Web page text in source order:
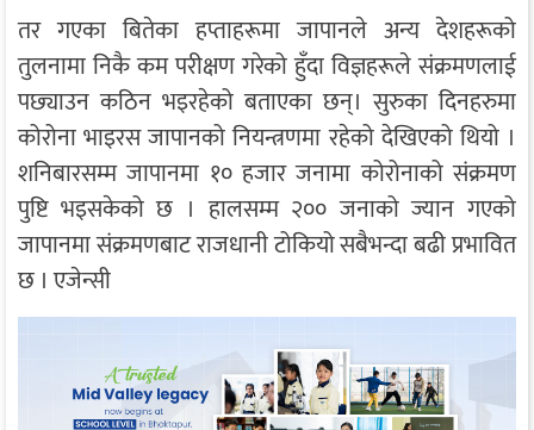
तर गएका बितेका हप्ताहरूमा जापानले अन्य देशहरूको
तुलनामा निकै कम परीक्षण गरेको हुँदा विज्ञहरूले संक्रमणलाई
पछ्याउन कठिन भइरहेको बताएका छन्। सुरुका दिनहरुमा
कोरोना भाइरस जापानको नियन्त्रणमा रहेको देखिएको थियो ।
शनिबारसम्म जापानमा १० हजार जनामा कोरोनाको संक्रमण
पुष्टि भइसकेको छ । हालसम्म २०० जनाको ज्यान गएको
जापानमा संक्रमणबाट राजधानी टोकियो सबैभन्दा बढी प्रभावित
छ । एजेन्सी